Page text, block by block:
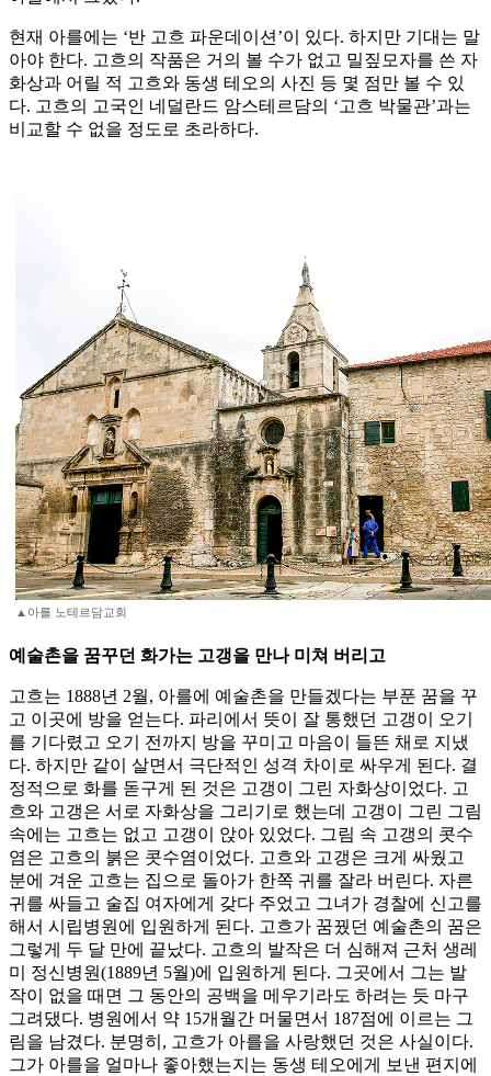
현재 아를에는 ‘반 고흐 파운데이션’이 있다. 하지만 기대는 말
아야 한다. 고흐의 작품은 거의 볼 수가 없고 밀짚모자를 쓴 자
화상과 어릴 적 고흐와 동생 테오의 사진 등 몇 점만 볼 수 있
다. 고흐의 고국인 네덜란드 암스테르담의 ‘고흐 박물관’과는
비교할 수 없을 정도로 초라하다.
▲아를 노테르담교회
예술촌을 꿈꾸던 화가는 고갱을 만나 미쳐 버리고
고흐는 1888년 2월, 아를에 예술촌을 만들겠다는 부푼 꿈을 꾸
고 이곳에 방을 얻는다. 파리에서 뜻이 잘 통했던 고갱이 오기
를 기다렸고 오기 전까지 방을 꾸미고 마음이 들뜬 채로 지냈
다. 하지만 같이 살면서 극단적인 성격 차이로 싸우게 된다. 결
정적으로 화를 돋구게 된 것은 고갱이 그린 자화상이었다. 고
흐와 고갱은 서로 자화상을 그리기로 했는데 고갱이 그린 그림
속에는 고흐는 없고 고갱이 앉아 있었다. 그림 속 고갱의 콧수
염은 고흐의 붉은 콧수염이었다. 고흐와 고갱은 크게 싸웠고
분에 겨운 고흐는 집으로 돌아가 한쪽 귀를 잘라 버린다. 자른
귀를 싸들고 술집 여자에게 갖다 주었고 그녀가 경찰에 신고를
해서 시립병원에 입원하게 된다. 고흐가 꿈꿨던 예술촌의 꿈은
그렇게 두 달 만에 끝났다. 고흐의 발작은 더 심해져 근처 생레
미 정신병원(1889년 5월)에 입원하게 된다. 그곳에서 그는 발
작이 없을 때면 그 동안의 공백을 메우기라도 하려는 듯 마구
그려댔다. 병원에서 약 15개월간 머물면서 187점에 이르는 그
림을 남겼다. 분명히, 고흐가 아를을 사랑했던 것은 사실이다.
그가 아를을 얼마나 좋아했는지는 동생 테오에게 보낸 편지에